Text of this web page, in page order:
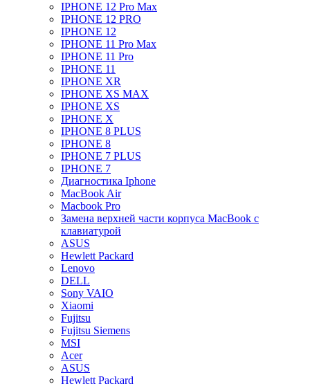
IPHONE 12 Pro Max
IPHONE 12 PRO
IPHONE 12
IPHONE 11 Pro Max
IPHONE 11 Pro
IPHONE 11
IPHONE XR
IPHONE XS MAX
IPHONE XS
IPHONE X
IPHONE 8 PLUS
IPHONE 8
IPHONE 7 PLUS
IPHONE 7
Диагностика Iphone
MacBook Air
Macbook Pro
Замена верхней части корпуса MacBook с
клавиатурой
ASUS
Hewlett Packard
Lenovo
DELL
Sony VAIO
Xiaomi
Fujitsu
Fujitsu Siemens
MSI
Acer
ASUS
Hewlett Packard